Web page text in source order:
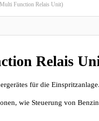
Function Relais Unit)
Relais
für die Einspritzanlage.
wie Steuerung von